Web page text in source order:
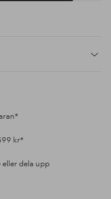
kr*
eller dela upp